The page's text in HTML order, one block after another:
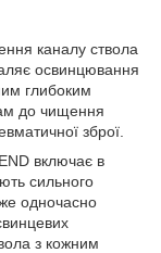
каналу ствола
освинцювання
глибоким
до чищення
зброї.
включає в
сильного
одночасно
з кожним